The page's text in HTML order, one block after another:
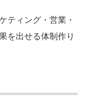
ティング・営業・
を出せる体制作り